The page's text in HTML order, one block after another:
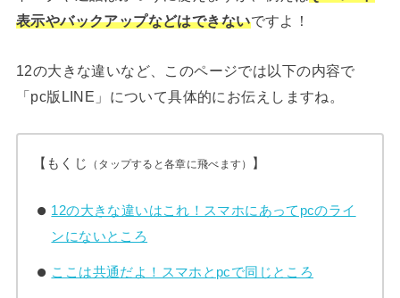
表示やバックアップなどはできないですよ！
12の大きな違いなど、このページでは以下の内容で
「pc版LINE」について具体的にお伝えしますね。
【もくじ （タップすると各章に飛べます） 】
12の大きな違いはこれ！スマホにあってpcのライ
ンにないところ
ここは共通だよ！スマホとpcで同じところ